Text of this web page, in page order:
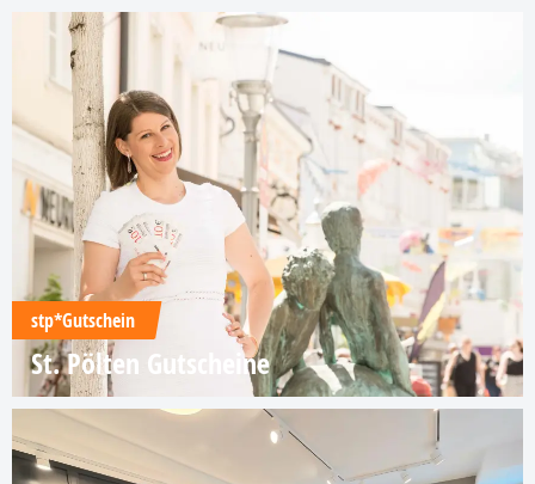
stp*Gutschein
St. Pölten Gutscheine